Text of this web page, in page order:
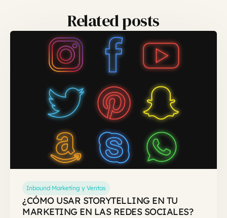
Related posts
Inbound Marketing y Ventas
¿CÓMO USAR STORYTELLING EN TU
MARKETING EN LAS REDES SOCIALES?